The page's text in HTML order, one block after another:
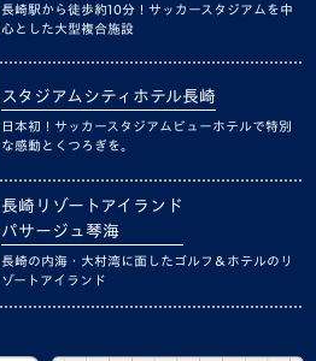
長崎駅から徒歩約10分！サッカースタジアムを中
心とした大型複合施設
スタジアムシティホテル長崎
日本初！サッカースタジアムビューホテルで特別
な感動とくつろぎを。
長崎リゾートアイランド
パサージュ琴海
長崎の内海・大村湾に面したゴルフ＆ホテルのリ
ゾートアイランド